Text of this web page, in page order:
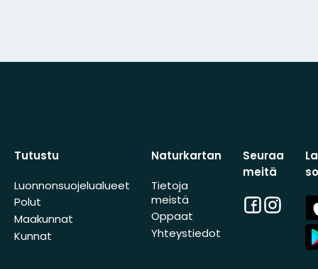
Tutustu
Luonnonsuojelualueet
Polut
Maakunnat
Kunnat
Naturkartan
Tietoja
meistä
Oppaat
Yhteystiedot
Seuraa
meitä
Facebook